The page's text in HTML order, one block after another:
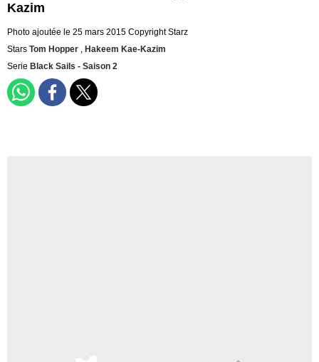
Kazim
Photo ajoutée le 25 mars 2015 Copyright Starz
Stars Tom Hopper , Hakeem Kae-Kazim
Serie Black Sails - Saison 2